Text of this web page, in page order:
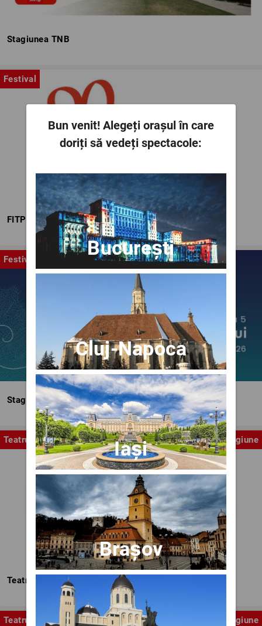
Stagiunea TNB
Festival
FITPTI
Festival
Stagiunea Estivală a Artelor Spectacolului
Teatru Stagiune
Teatrul Nottara
Teatru Stagiune
Bun venit!Alegeți orașul în care
doriți să vedeți spectacole:
București
Cluj-Napoca
Iași
Brașov